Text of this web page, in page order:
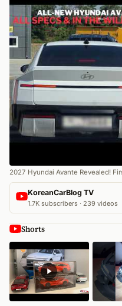
2027 Hyundai Avante Revealed!
KoreanCarBlog TV
1.7K subscribers · 239 videos
Shorts